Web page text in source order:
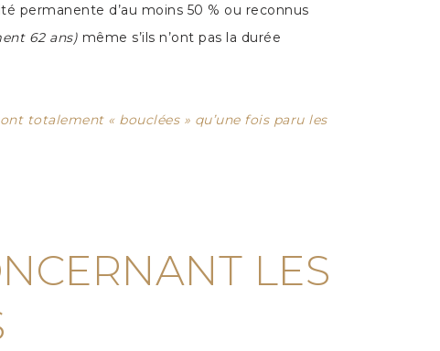
permanente d’au moins 50 % ou reconnus
62 ans) même s’ils n’ont pas la durée
totalement « bouclées » qu’une fois paru les
LES